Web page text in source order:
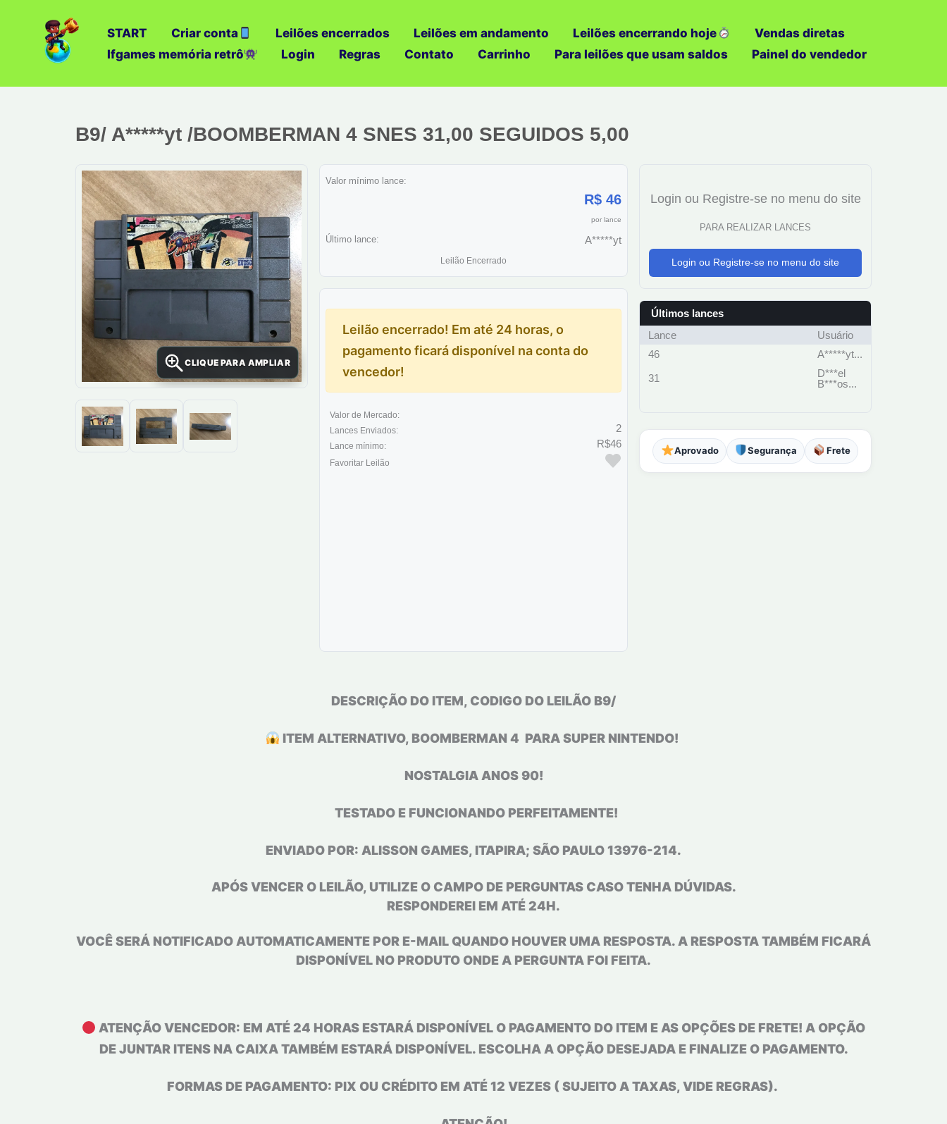
START Criar conta Leilões encerrados Leilões em andamento Leilões encerrando hoje
Vendas diretas
Ifgames memória retrô
Login Regras Contato Carrinho Para leilões que usam saldos Painel do vendedor
B9/ A*****yt /BOOMBERMAN 4 SNES 31,00 SEGUIDOS 5,00
CLIQUE PARA AMPLIAR
Valor mínimo lance:
R$ 46
por lance
Último lance: A*****yt
Leilão Encerrado
Leilão encerrado! Em até 24 horas, o
pagamento ficará disponível na conta do
vencedor!
Valor de Mercado:
Lances Enviados:
2
Lance mínimo: R$46
Favoritar Leilão
Login ou Registre-se no menu do site
PARA REALIZAR LANCES
Login ou Registre-se no menu do site
Últimos lances
Lance
Usuário
46
A*****yt...
31
D***el
B***os...
Aprovado Segurança Frete
DESCRIÇÃO DO ITEM, CODIGO DO LEILÃO B9/
ITEM ALTERNATIVO, BOOMBERMAN 4 PARA SUPER NINTENDO!
NOSTALGIA ANOS 90!
TESTADO E FUNCIONANDO PERFEITAMENTE!
ENVIADO POR: ALISSON GAMES, ITAPIRA; SÃO PAULO 13976-214.
APÓS VENCER O LEILÃO, UTILIZE O CAMPO DE PERGUNTAS CASO TENHA DÚVIDAS.
RESPONDEREI EM ATÉ 24H.
VOCÊ SERÁ NOTIFICADO AUTOMATICAMENTE POR E-MAIL QUANDO HOUVER UMA RESPOSTA. A RESPOSTA TAMBÉM FICARÁ
DISPONÍVEL NO PRODUTO ONDE A PERGUNTA FOI FEITA.
ATENÇÃO VENCEDOR: EM ATÉ 24 HORAS ESTARÁ DISPONÍVEL O PAGAMENTO DO ITEM E AS OPÇÕES DE FRETE! A OPÇÃO
DE JUNTAR ITENS NA CAIXA TAMBÉM ESTARÁ DISPONÍVEL. ESCOLHA A OPÇÃO DESEJADA E FINALIZE O PAGAMENTO.
FORMAS DE PAGAMENTO: PIX OU CRÉDITO EM ATÉ 12 VEZES ( SUJEITO A TAXAS, VIDE REGRAS).